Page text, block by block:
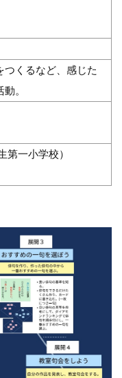
くるなど、感じた
。
第一小学校）